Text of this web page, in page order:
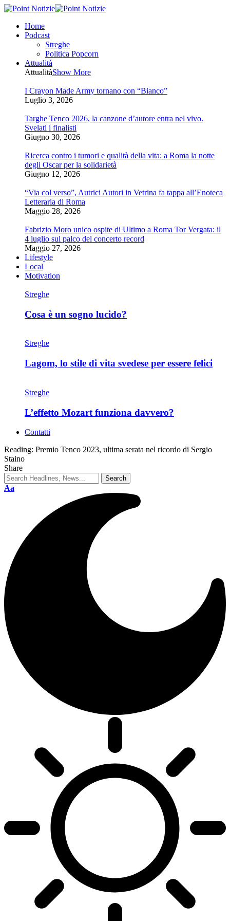
Home
Podcast
Streghe
Politica Popcorn
Attualità
AttualitàShow More
I Crayon Made Army tornano con “Bianco”
Luglio 3, 2026
Targhe Tenco 2026, la canzone d’autore entra nel vivo.
Svelati i finalisti
Giugno 30, 2026
Ricerca contro i tumori e qualità della vita: a Roma la notte
degli Oscar per la solidarietà
Giugno 12, 2026
“Via col verso”, Autrici Autori in Vetrina fa tappa all’Enoteca
Letteraria di Roma
Maggio 28, 2026
Fabrizio Moro unico ospite di Ultimo a Roma Tor Vergata: il
4 luglio sul palco del concerto record
Maggio 27, 2026
Lifestyle
Local
Motivation
Streghe
Cosa è un sogno lucido?
Streghe
Lagom, lo stile di vita svedese per essere felici
Streghe
L’effetto Mozart funziona davvero?
Contatti
Reading: Premio Tenco 2023, ultima serata nel ricordo di Sergio
Staino
Share
Aa